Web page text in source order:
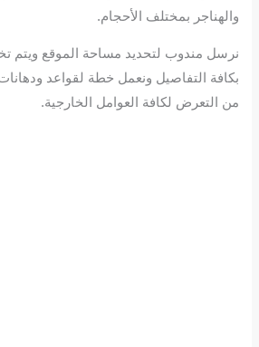
والهناجر بمختلف الأحجام.
نرسل مندوب لتحديد مساحة الموقع
بكافة التفاصيل ونعمل خطة لقواعد
من التعرض لكافة العوامل الخارجية.